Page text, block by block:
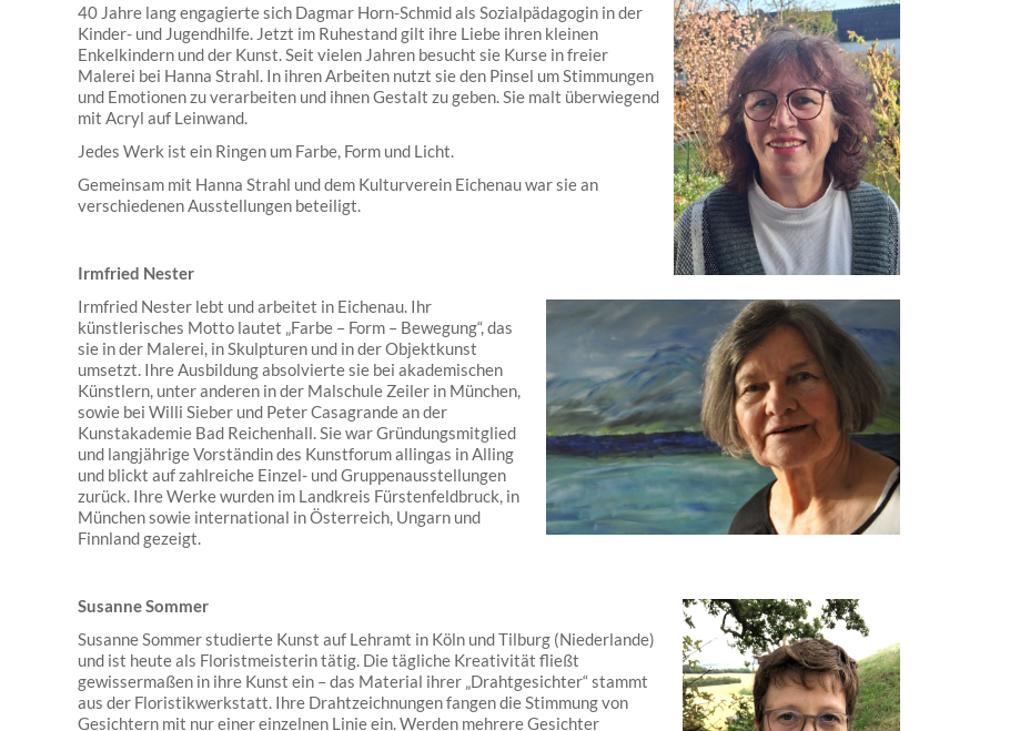
40 Jahre lang engagierte sich Dagmar Horn-Schmid als Sozialpädagogin in der
Kinder- und Jugendhilfe. Jetzt im Ruhestand gilt ihre Liebe ihren kleinen
Enkelkindern und der Kunst. Seit vielen Jahren besucht sie Kurse in freier
Malerei bei Hanna Strahl. In ihren Arbeiten nutzt sie den Pinsel um Stimmungen
und Emotionen zu verarbeiten und ihnen Gestalt zu geben. Sie malt überwiegend
mit Acryl auf Leinwand.
Jedes Werk ist ein Ringen um Farbe, Form und Licht.
Gemeinsam mit Hanna Strahl und dem Kulturverein Eichenau war sie an
verschiedenen Ausstellungen beteiligt.
Irmfried Nester
Irmfried Nester lebt und arbeitet in Eichenau. Ihr
künstlerisches Motto lautet „Farbe – Form – Bewegung“, das
sie in der Malerei, in Skulpturen und in der Objektkunst
umsetzt. Ihre Ausbildung absolvierte sie bei akademischen
Künstlern, unter anderen in der Malschule Zeiler in München,
sowie bei Willi Sieber und Peter Casagrande an der
Kunstakademie Bad Reichenhall. Sie war Gründungsmitglied
und langjährige Vorständin des Kunstforum allingas in Alling
und blickt auf zahlreiche Einzel- und Gruppenausstellungen
zurück. Ihre Werke wurden im Landkreis Fürstenfeldbruck, in
München sowie international in Österreich, Ungarn und
Finnland gezeigt.
Susanne Sommer
Susanne Sommer studierte Kunst auf Lehramt in Köln und Tilburg (Niederlande)
und ist heute als Floristmeisterin tätig. Die tägliche Kreativität fließt
gewissermaßen in ihre Kunst ein – das Material ihrer „Drahtgesichter“ stammt
aus der Floristikwerkstatt. Ihre Drahtzeichnungen fangen die Stimmung von
Gesichtern mit nur einer einzelnen Linie ein. Werden mehrere Gesichter